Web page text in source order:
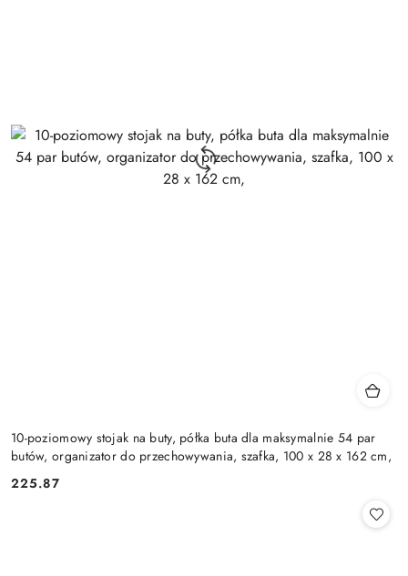
10-poziomowy stojak na buty, półka buta dla maksymalnie 54 par
butów, organizator do przechowywania, szafka, 100 x 28 x 162 cm,
Cena:
225.87